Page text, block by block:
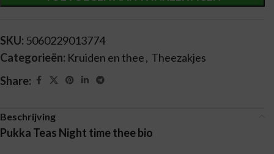
SKU: 5060229013774
Categorieën: Kruiden en thee, Theezakjes
Share:
Beschrijving
Pukka Teas Night time thee bio